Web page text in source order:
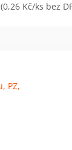
(0,26 Kč/ks bez